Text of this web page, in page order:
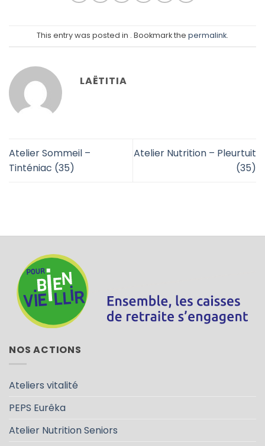
This entry was posted in . Bookmark the permalink.
LAËTITIA
Atelier Sommeil –
Tinténiac (35)
Atelier Nutrition – Pleurtuit
(35)
NOS ACTIONS
Ateliers vitalité
PEPS Eurêka
Atelier Nutrition Seniors